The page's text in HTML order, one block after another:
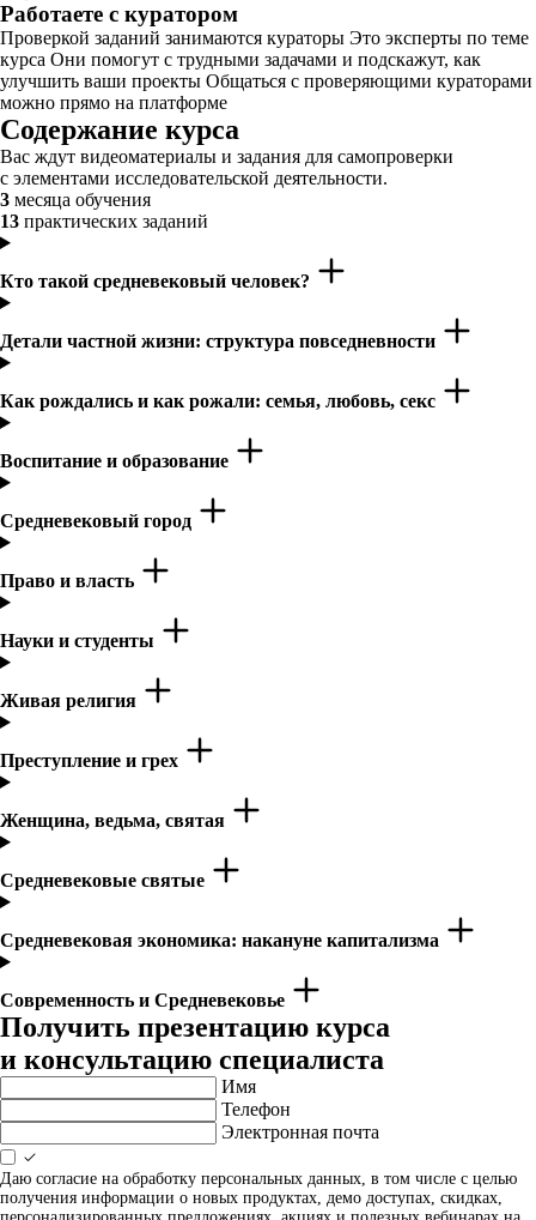
Работаете с куратором
Проверкой заданий занимаются кураторы Это эксперты по теме
курса Они помогут с трудными задачами и подскажут, как
улучшить ваши проекты Общаться с проверяющими кураторами
можно прямо на платформе
Содержание курса
Вас ждут видеоматериалы и задания для самопроверки
с элементами исследовательской деятельности.
3 месяца обучения
13 практических заданий
Кто такой средневековый человек?
Детали частной жизни: структура повседневности
Как рождались и как рожали: семья, любовь, секс
Воспитание и образование
Средневековый город
Право и власть
Науки и студенты
Живая религия
Преступление и грех
Женщина, ведьма, святая
Средневековые святые
Средневековая экономика: накануне капитализма
Современность и Средневековье
Получить презентацию курса
и консультацию специалиста
Имя
Телефон
Электронная почта
Даю согласие на обработку персональных данных, в том числе с целью
получения информации о новых продуктах, демо доступах, скидках,